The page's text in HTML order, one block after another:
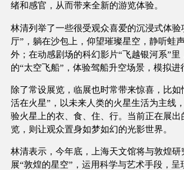
绪和感官，从而带来全新的游览体验。
林清列举了一些很受观众喜爱的沉浸式体验
厅”，躺在沙包上，仰望璀璨星空，静听蛙
外；在动感剧场的科幻影片“飞越银河系”里
的“太空飞船”，体验驾船升空场景，模拟进
除了常设展览，临展也时常带来惊喜，比如
活在火星”，以未来人类的火星生活为主线
验火星上的衣、食、住、行。当前正在展出
览，则让观众置身如梦如幻的光影世界。
林清表示，今年底，上海天文馆将与敦煌研
展“敦煌的星空”，运用科学与艺术手段，